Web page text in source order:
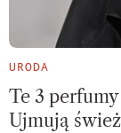
URODA
Te 3
Ujmują